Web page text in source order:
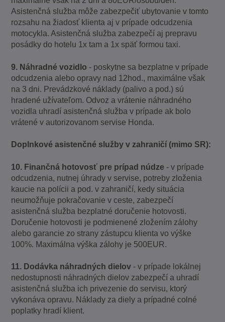
Asistenčná služba môže zabezpečiť ubytovanie v tomto
rozsahu na žiadosť klienta aj v prípade odcudzenia
motocykla. Asistenčná služba zabezpečí aj prepravu
posádky do hotelu 1x tam a 1x späť formou taxi.
9. Náhradné vozidlo - poskytne sa bezplatne v prípade
odcudzenia alebo opravy nad 12hod., maximálne však
na 3 dni. Prevádzkové náklady (palivo a pod.) sú
hradené užívateľom. Odvoz a vrátenie náhradného
vozidla uhradí asistenčná služba v prípade ak bolo
vrátené v autorizovanom servise Honda.
Doplnkové asistenčné služby v zahraničí (mimo SR):
10. Finančná hotovosť pre prípad núdze - v prípade
odcudzenia, nutnej úhrady v servise, potreby zloženia
kaucie na polícii a pod. v zahraničí, kedy situácia
neumožňuje pokračovanie v ceste, zabezpečí
asistenčná služba bezplatné doručenie hotovosti.
Doručenie hotovosti je podmienené zložením zálohy
alebo garancie zo strany zástupcu klienta vo výške
100%. Maximálna výška zálohy je 500EUR.
11. Dodávka náhradných dielov - v prípade lokálnej
nedostupnosti náhradných dielov zabezpečí a uhradí
asistenčná služba ich privezenie do servisu, ktorý
vykonáva opravu. Náklady za diely a prípadné colné
poplatky hradí klient.